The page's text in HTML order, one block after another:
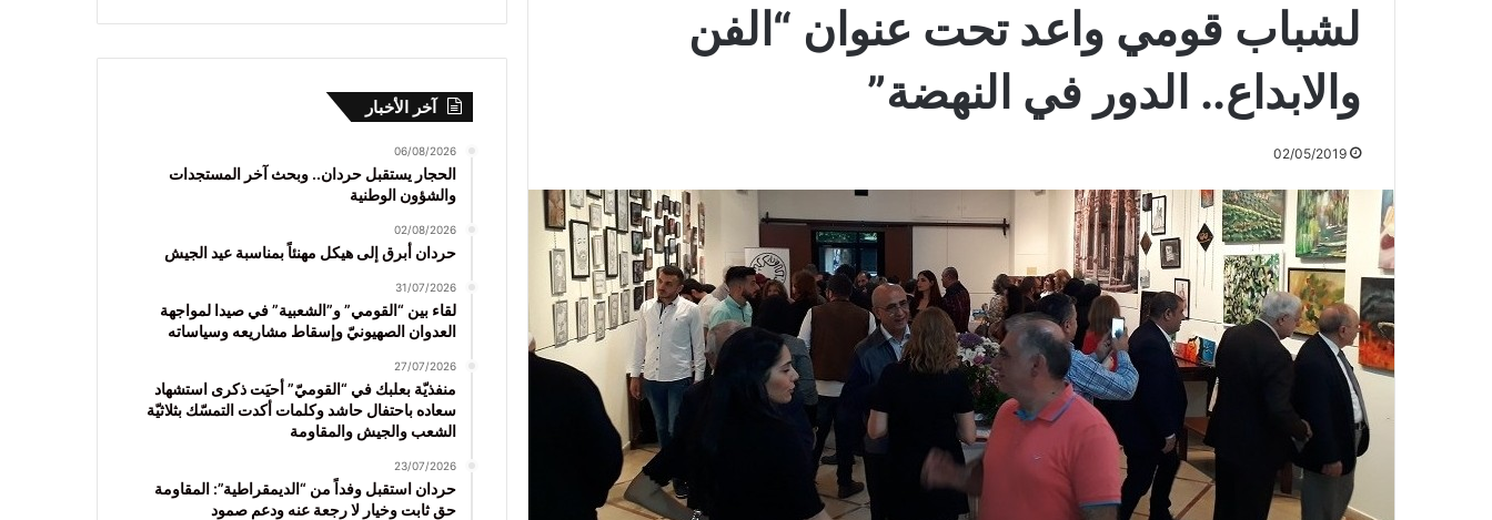
لشباب قومي واعد تحت عنوان “الفن
والابداع.. الدور في النهضة”
02/05/2019
آخر الأخبار
06/08/2026
الحجار يستقبل حردان.. وبحث آخر المستجدات
والشؤون الوطنية
02/08/2026
حردان أبرق إلى هيكل مهنئاً بمناسبة عيد الجيش
31/07/2026
لقاء بين “القومي” و”الشعبية” في صيدا لمواجهة
العدوان الصهيونيّ وإسقاط مشاريعه وسياساته
27/07/2026
منفذيّة بعلبك في “القوميّ” أحيَت ذكرى استشهاد
سعاده باحتفال حاشد وكلمات أكدت التمسّك بثلاثيّة
الشعب والجيش والمقاومة
23/07/2026
حردان استقبل وفداً من “الديمقراطية”: المقاومة
حق ثابت وخيار لا رجعة عنه ودعم صمود